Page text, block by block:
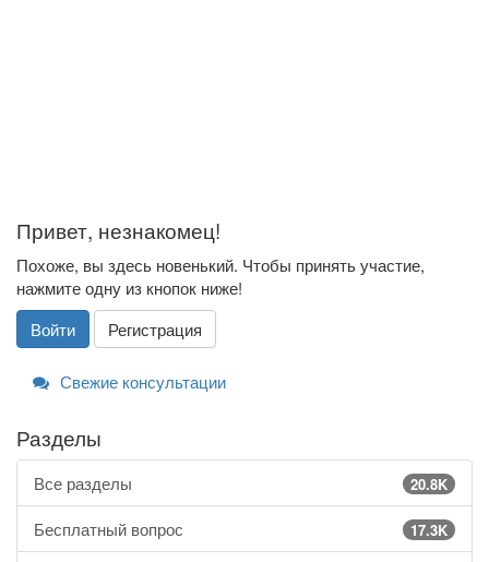
Привет, незнакомец!
Похоже, вы здесь новенький. Чтобы принять участие,
нажмите одну из кнопок ниже!
Войти
Регистрация
Свежие консультации
Разделы
Все разделы 20.8K
Бесплатный вопрос 17.3K